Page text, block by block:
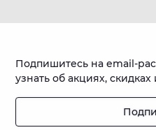
Подпишитесь на email-
узнать об акциях,